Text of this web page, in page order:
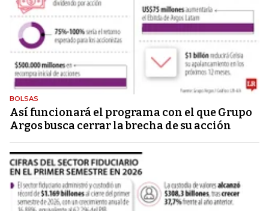
BOLSAS
Así funcionará el programa con el que Grupo
Argos busca cerrar la brecha de su acción